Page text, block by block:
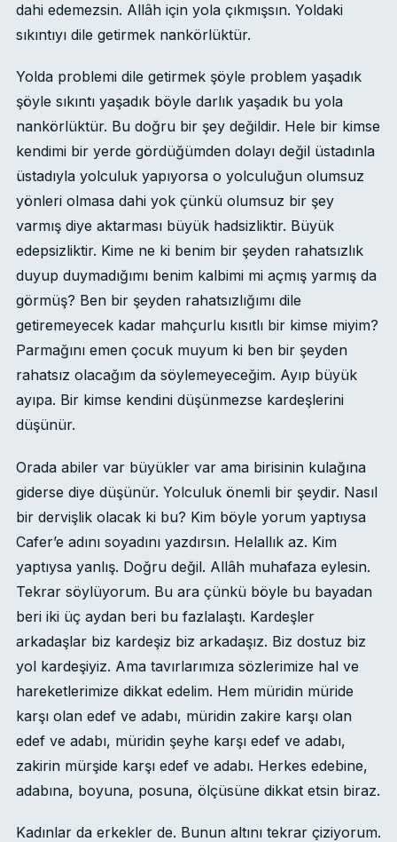
dahi edemezsin. Allâh için yola çıkmışsın. Yoldaki
sıkıntıyı dile getirmek nankörlüktür.
Yolda problemi dile getirmek şöyle problem yaşadık
şöyle sıkıntı yaşadık böyle darlık yaşadık bu yola
nankörlüktür. Bu doğru bir şey değildir. Hele bir kimse
kendimi bir yerde gördüğümden dolayı değil üstadınla
üstadıyla yolculuk yapıyorsa o yolculuğun olumsuz
yönleri olmasa dahi yok çünkü olumsuz bir şey
varmış diye aktarması büyük hadsizliktir. Büyük
edepsizliktir. Kime ne ki benim bir şeyden rahatsızlık
duyup duymadığımı benim kalbimi mi açmış yarmış da
görmüş? Ben bir şeyden rahatsızlığımı dile
getiremeyecek kadar mahçurlu kısıtlı bir kimse miyim?
Parmağını emen çocuk muyum ki ben bir şeyden
rahatsız olacağım da söylemeyeceğim. Ayıp büyük
ayıpa. Bir kimse kendini düşünmezse kardeşlerini
düşünür.
Orada abiler var büyükler var ama birisinin kulağına
giderse diye düşünür. Yolculuk önemli bir şeydir. Nasıl
bir dervişlik olacak ki bu? Kim böyle yorum yaptıysa
Cafer’e adını soyadını yazdırsın. Helallık az. Kim
yaptıysa yanlış. Doğru değil. Allâh muhafaza eylesin.
Tekrar söylüyorum. Bu ara çünkü böyle bu bayadan
beri iki üç aydan beri bu fazlalaştı. Kardeşler
arkadaşlar biz kardeşiz biz arkadaşız. Biz dostuz biz
yol kardeşiyiz. Ama tavırlarımıza sözlerimize hal ve
hareketlerimize dikkat edelim. Hem müridin müride
karşı olan edef ve adabı, müridin zakire karşı olan
edef ve adabı, müridin şeyhe karşı edef ve adabı,
zakirin mürşide karşı edef ve adabı. Herkes edebine,
adabına, boyuna, posuna, ölçüsüne dikkat etsin biraz.
Kadınlar da erkekler de. Bunun altını tekrar çiziyorum.